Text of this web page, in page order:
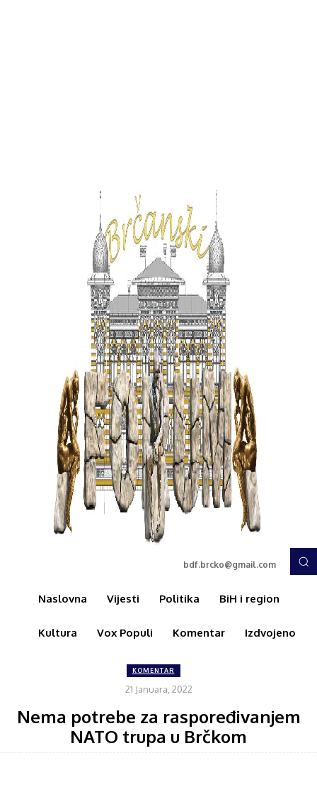
bdf.brcko@gmail.com
Naslovna Vijesti Politika BiH i region
Kultura Vox Populi Komentar Izdvojeno
KOMENTAR
21 Januara, 2022
Nema potrebe za raspoređivanjem
NATO trupa u Brčkom